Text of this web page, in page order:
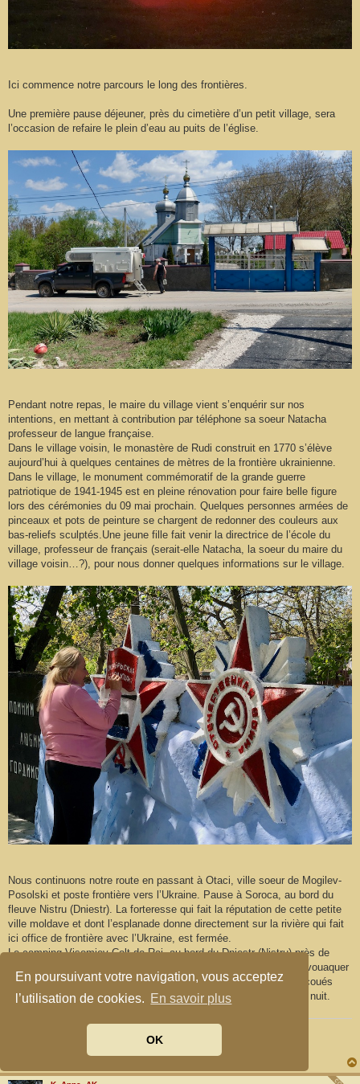
En poursuivant votre navigation, vous acceptez
l’utilisation de cookies. En savoir plus
OK
Ici commence notre parcours le long des frontières.
Une première pause déjeuner, près du cimetière d’un petit village, sera
l’occasion de refaire le plein d’eau au puits de l’église.
Pendant notre repas, le maire du village vient s’enquérir sur nos
intentions, en mettant à contribution par téléphone sa soeur Natacha
professeur de langue française.
Dans le village voisin, le monastère de Rudi construit en 1770 s’élève
aujourd’hui à quelques centaines de mètres de la frontière ukrainienne.
Dans le village, le monument commémoratif de la grande guerre
patriotique de 1941-1945 est en pleine rénovation pour faire belle figure
lors des cérémonies du 09 mai prochain. Quelques personnes armées de
pinceaux et pots de peinture se chargent de redonner des couleurs aux
bas-reliefs sculptés.Une jeune fille fait venir la directrice de l’école du
village, professeur de français (serait-elle Natacha, la soeur du maire du
village voisin…?), pour nous donner quelques informations sur le village.
Nous continuons notre route en passant à Otaci, ville soeur de Mogilev-
Posolski et poste frontière vers l’Ukraine. Pause à Soroca, au bord du
fleuve Nistru (Dniestr). La forteresse qui fait la réputation de cette petite
ville moldave et dont l’esplanade donne directement sur la rivière qui fait
ici office de frontière avec l’Ukraine, est fermée.
Le camping Visomiev Colt de Rai, au bord du Dniestr (Nistru) près de
Cosauti, est fermé lui aussi, mais nous trouvons un spot pour bivouaquer
non loin de là sur la rive. Les sous-vêtements qui ont pu être secoués
dans le bidon-lave-linge sont étendu pour un séchage pendant la nuit.
Toyota Hilux DC et Modulidea Mocamp "light" auto-aménagée